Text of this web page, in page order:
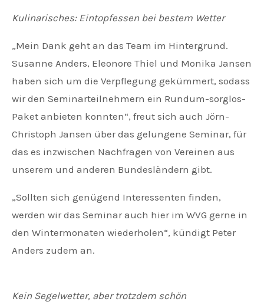
Kulinarisches: Eintopfessen bei bestem Wetter
„Mein Dank geht an das Team im Hintergrund.
Susanne Anders, Eleonore Thiel und Monika Jansen
haben sich um die Verpflegung gekümmert, sodass
wir den Seminarteilnehmern ein Rund­um-sorg­los-
Pa­ket anbieten konnten“, freut sich auch Jörn-
Christoph Jansen über das gelungene Seminar, für
das es inzwischen Nachfragen von Vereinen aus
unserem und anderen Bundesländern gibt.
„Sollten sich genügend Interessenten finden,
werden wir das Seminar auch hier im WVG gerne in
den Wintermonaten wiederholen“, kündigt Peter
Anders zudem an.
Kein Segelwetter, aber trotzdem schön